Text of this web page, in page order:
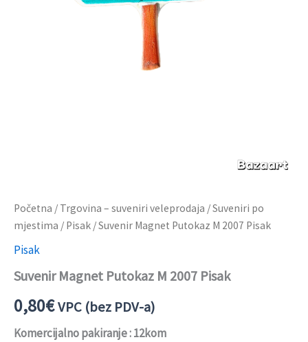
Početna / Trgovina – suveniri veleprodaja /Suveniri po
mjestima / Pisak / Suvenir Magnet Putokaz M 2007 Pisak
Pisak
Suvenir Magnet Putokaz M 2007 Pisak
0,80€VPC (bez PDV-a)
Komercijalno pakiranje : 12kom